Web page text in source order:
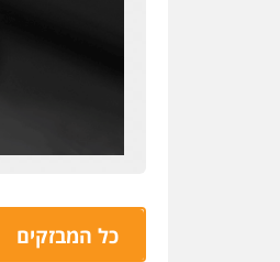
כל המבזקים
בהצתת סניף ג'פניקה